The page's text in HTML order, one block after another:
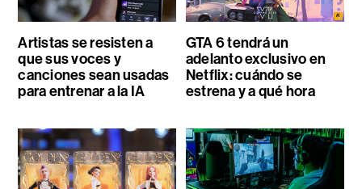
Artistas se resisten a
que sus voces y
canciones sean usadas
para entrenar a la IA
GTA 6 tendrá un
adelanto exclusivo en
Netflix: cuándo se
estrena y a qué hora